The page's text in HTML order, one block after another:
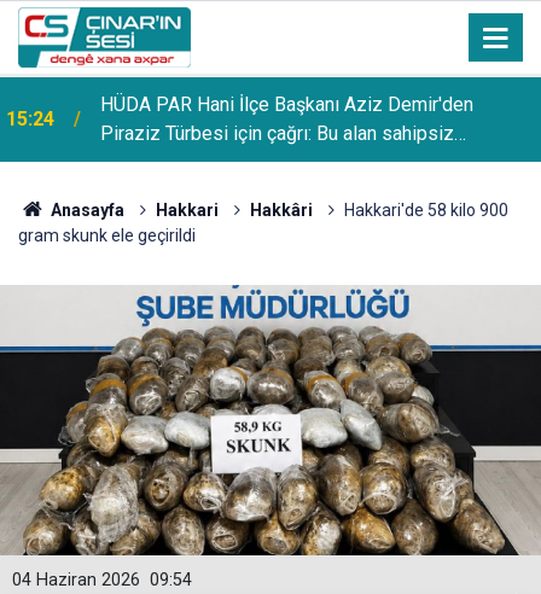
15:24
HÜDA PAR Hani İlçe Başkanı Aziz Demir'den
Piraziz Türbesi için çağrı: Bu alan sahipsiz
bırakılmamalı
Anasayfa Hakkari Hakkâri
Hakkari'de 58 kilo 900
gram skunk ele geçirildi
09:54
04 Haziran 2026